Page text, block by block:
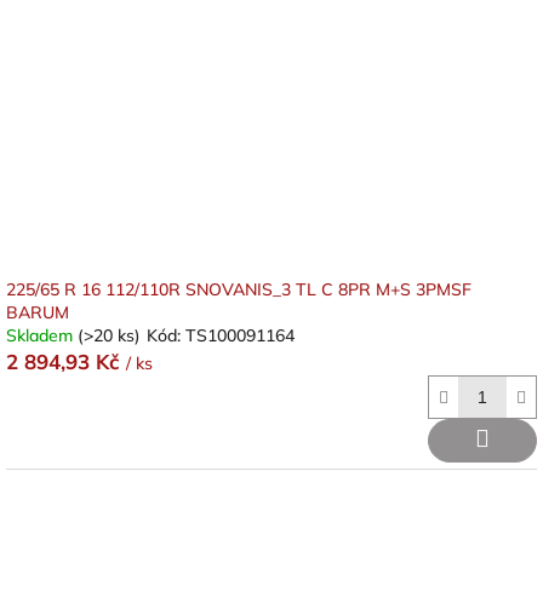
225/65 R 16 112/110R SNOVANIS_3 TL C 8PR M+S 3PMSF
BARUM
Skladem (>20 ks) Kód: TS100091164
2 894,93 Kč / ks